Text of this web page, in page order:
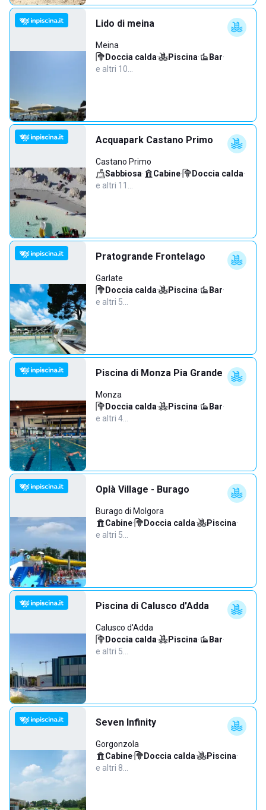
Lido di meina
Meina
Doccia calda· Piscina· Bar·
e altri 10…
Acquapark Castano Primo
Castano Primo
Sabbiosa· Cabine· Doccia calda·
e altri 11…
Pratogrande Frontelago
Garlate
Doccia calda· Piscina· Bar·
e altri 5…
Piscina di Monza Pia Grande
Monza
Doccia calda· Piscina· Bar·
e altri 4…
Oplà Village - Burago
Burago di Molgora
Cabine· Doccia calda· Piscina·
e altri 5…
Piscina di Calusco d'Adda
Calusco d'Adda
Doccia calda· Piscina· Bar·
e altri 5…
Seven Infinity
Gorgonzola
Cabine· Doccia calda· Piscina·
e altri 8…